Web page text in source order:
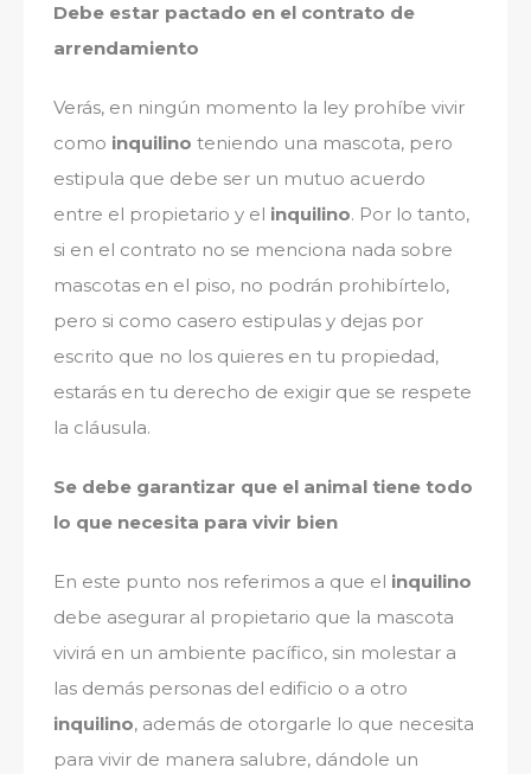
Debe estar pactado en el contrato de
arrendamiento
Verás, en ningún momento la ley prohíbe vivir
como inquilino teniendo una mascota, pero
estipula que debe ser un mutuo acuerdo
entre el propietario y el inquilino. Por lo tanto,
si en el contrato no se menciona nada sobre
mascotas en el piso, no podrán prohibírtelo,
pero si como casero estipulas y dejas por
escrito que no los quieres en tu propiedad,
estarás en tu derecho de exigir que se respete
la cláusula.
Se debe garantizar que el animal tiene todo
lo que necesita para vivir bien
En este punto nos referimos a que el inquilino
debe asegurar al propietario que la mascota
vivirá en un ambiente pacífico, sin molestar a
las demás personas del edificio o a otro
inquilino, además de otorgarle lo que necesita
para vivir de manera salubre, dándole un